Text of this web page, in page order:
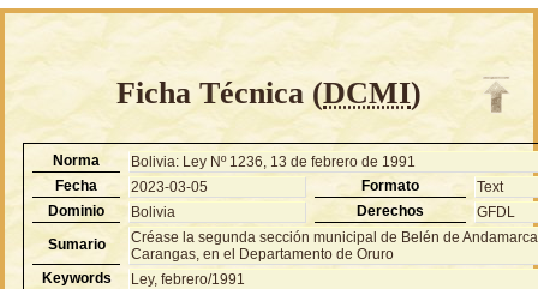
Ficha Técnica (DCMI)
Norma
Bolivia: Ley Nº 1236, 13 de febrero de 1991
Fecha
2023-03-05 Formato
Text
Dominio
Bolivia Derechos
GFDL
Sumario
Créase la segunda sección municipal de Belén de
Carangas, en el Departamento de Oruro
Keywords
Ley, febrero/1991